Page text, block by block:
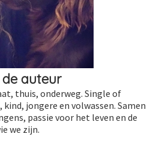
auteur
thuis, onderweg. Single of
jongere en volwassen. Samen
passie voor het leven en de
we zijn.